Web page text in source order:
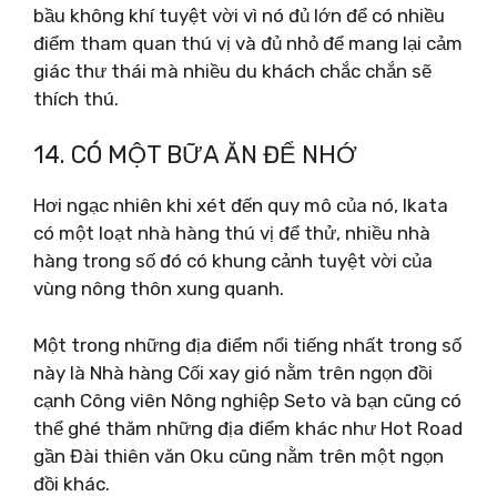
bầu không khí tuyệt vời vì nó đủ lớn để có nhiều
điểm tham quan thú vị và đủ nhỏ để mang lại cảm
giác thư thái mà nhiều du khách chắc chắn sẽ
thích thú.
14. CÓ MỘT BỮA ĂN ĐỂ NHỚ
Hơi ngạc nhiên khi xét đến quy mô của nó, Ikata
có một loạt nhà hàng thú vị để thử, nhiều nhà
hàng trong số đó có khung cảnh tuyệt vời của
vùng nông thôn xung quanh.
Một trong những địa điểm nổi tiếng nhất trong số
này là Nhà hàng Cối xay gió nằm trên ngọn đồi
cạnh Công viên Nông nghiệp Seto và bạn cũng có
thể ghé thăm những địa điểm khác như Hot Road
gần Đài thiên văn Oku cũng nằm trên một ngọn
đồi khác.